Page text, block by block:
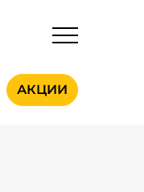
АКЦИИ